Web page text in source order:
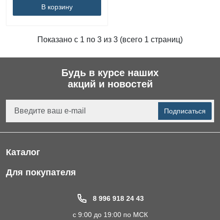
В корзину
Показано с 1 по 3 из 3 (всего 1 страниц)
Будь в курсе наших
акций и новостей
Подписаться
Каталог
Фильтры для питьевой воды
Для покупателя
8 996 918 24 43
с 9:00 до 19:00 по МСК